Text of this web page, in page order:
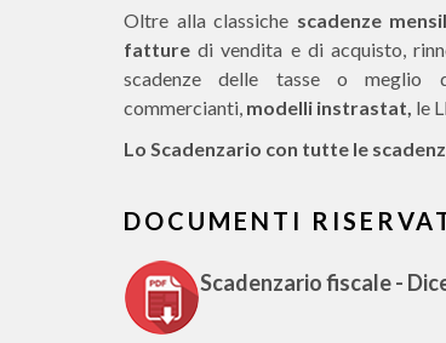
Oltre alla classiche scadenze
fatture di vendita e di acquisto,
scadenze delle tasse o meglio
commercianti, modelli instrastat, le
Lo Scadenzario con tutte le
DOCUMENTI
Scadenzario fiscale -